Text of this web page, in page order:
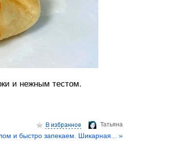
и нежным тестом.
Татьяна
и быстро запекаем. Шикарная... »